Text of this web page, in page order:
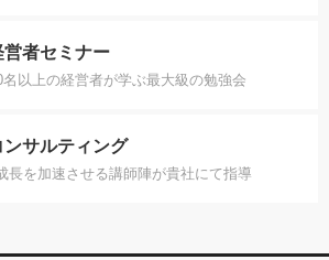
営者セミナー
名以上の経営者が学ぶ最大級の勉強会
ンサルティング
長を加速させる講師陣が貴社にて指導